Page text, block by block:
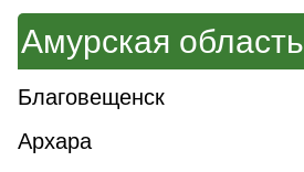
Амурская область
Благовещенск
Архара